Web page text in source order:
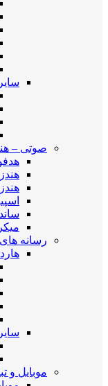
صوتی –
رسانه
موبایل و